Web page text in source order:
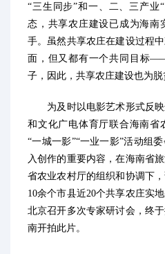
“三生同步”和一、二、三产业
态，共享农庄建设已成为海南
手。虽然共享农庄在建设过程
面，但又都有一个共同目标
子，因此，共享农庄建设也为脱
为及时以电影艺术形式反映
和文化广电体育厅联合海南省
“一城一影”“一业一影”活动组
入创作的重要内容，在海南省
省农业农村厅的组织和协调下
10余个市县近20个共享农庄实
北京召开多次专家研讨会，终
南开拍此片。